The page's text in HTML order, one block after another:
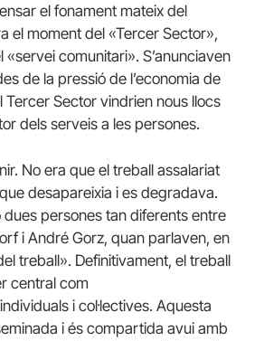
el fonament mateix del
el moment del «Tercer Sector»,
«servei comunitari». S’anunciaven
de la pressió de l’economia de
Tercer Sector vindrien nous llocs
dels serveis a les persones.
No era que el treball assalariat
desapareixia i es degradava.
persones tan diferents entre
i André Gorz, quan parlaven, en
treball». Definitivament, el treball
central com
i col·lectives. Aquesta
i és compartida avui amb